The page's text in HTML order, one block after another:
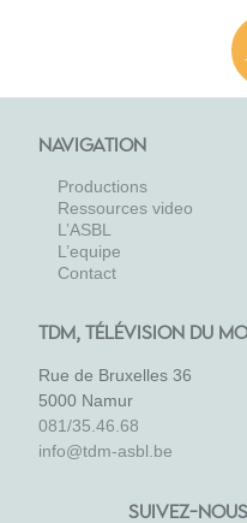
NAVIGATION
Productions
Ressources video
L’ASBL
L’equipe
Contact
TDM, TÉLÉVISION DU
Rue de Bruxelles 36
5000 Namur
081/35.46.68
info@tdm-asbl.be
SUIVEZ-NOUS